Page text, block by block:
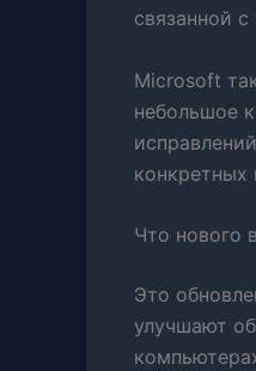
связанной
Microsoft
небольшое
конкретных
Что нового
Это
улучшают